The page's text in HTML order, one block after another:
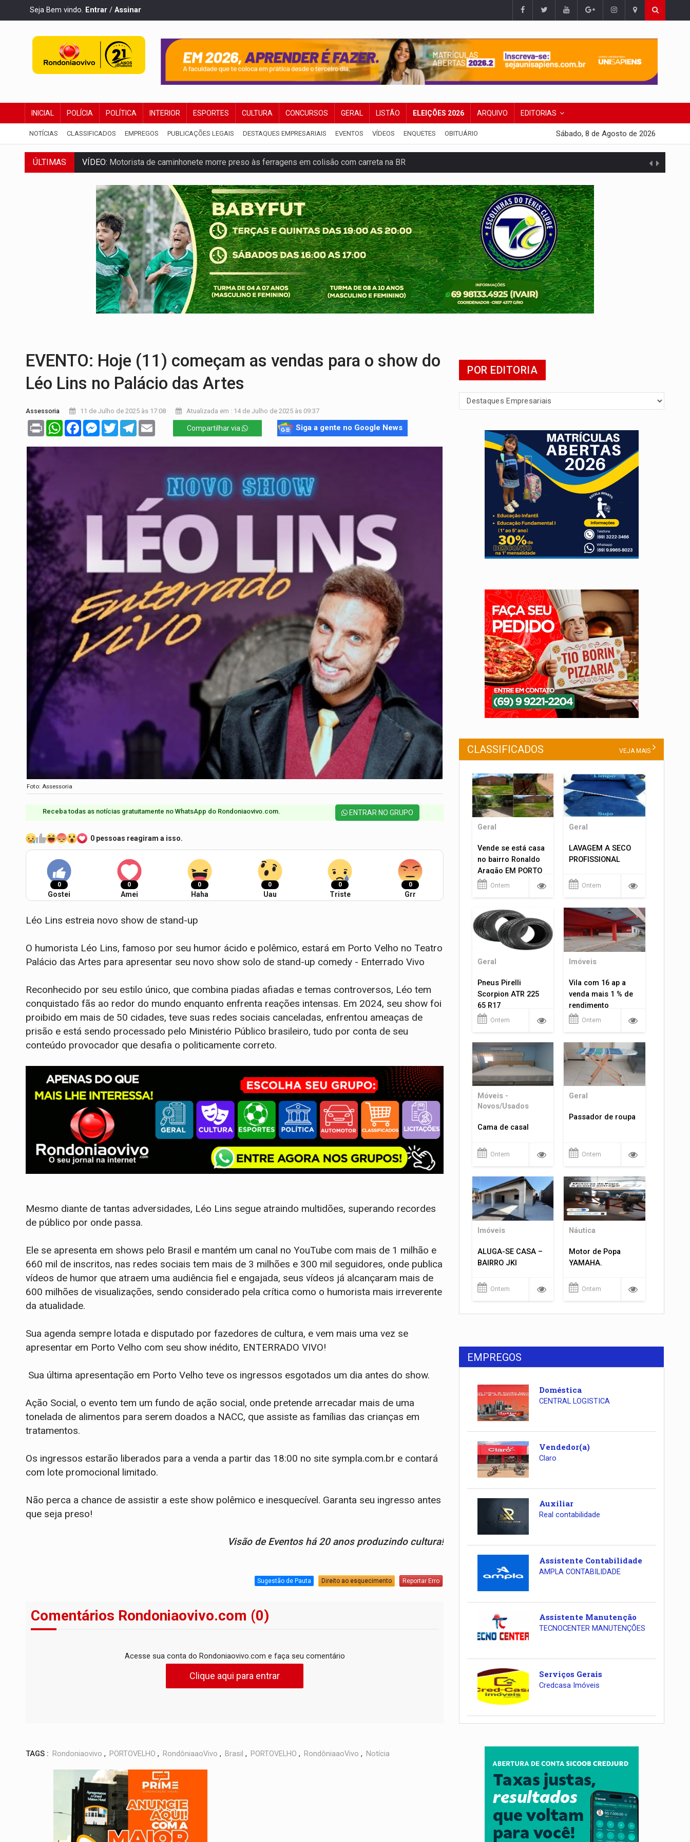
Seja Bem vindo. Entrar / Assinar
INICIAL POLÍCIA POLÍTICA INTERIOR ESPORTES CULTURA CONCURSOS GERAL LISTÃO ELEIÇÕES 2026 ARQUIVO EDITORIAS
NOTÍCIAS CLASSIFICADOS EMPREGOS PUBLICAÇÕES LEGAIS DESTAQUES EMPRESARIAIS EVENTOS VÍDEOS ENQUETES OBITUÁRIO Sábado, 8 de Agosto de 2026
ÚLTIMAS
VÍDEO:Motorista de caminhonete morre preso às ferragens em colisão com carreta na BR
LAZER:Seis lugares gratuitos para aproveitar o fim de semana em Porto Velho
VÍDEO:FTICCO e Força Tática prendem membro do CV com arma e drogas em boca de fumo
INCLUSÃO:Prefeitura fortalece parceria com a APAE para ampliar ações voltadas a PCD's
DEFESA:Exército testa inovações no combate a drones durante exercício antiaéreo
TEMAS SOCIOAMBIENTAIS:Em Itapuã do Oeste, CINEMAZÔNIA leva cinema amazônico a estudantes na escola
PREVISÃO:Interior de Rondônia terá sábado (8) de calor intenso e tempo firme
INFRAESTRUTURA:Após quase 30 anos de espera, asfalto chega ao bairro Nova Esperança
EVENTO: Hoje (11) começam as vendas para o show do
Léo Lins no Palácio das Artes
Assessoria 11 de Julho de 2025 às 17:08 Atualizada em : 14 de Julho de 2025 às 09:37
Print WhatsAppFacebookMessenger
TwitterTelegram Compartilhar via Siga a gente no Google News
Foto: Assessoria
Receba todas as notícias gratuitamente no WhatsApp do Rondoniaovivo.com.​ ENTRAR NO GRUPO
0 pessoas reagiram a isso.
0
Gostei
0
Amei
0
Haha
0
Uau
0
Triste
0
Grr
Léo Lins estreia novo show de stand-up
O humorista Léo Lins, famoso por seu humor ácido e polêmico, estará em Porto Velho no Teatro
Palácio das Artes para apresentar seu novo show solo de stand-up comedy - Enterrado Vivo
Reconhecido por seu estilo único, que combina piadas afiadas e temas controversos, Léo tem
conquistado fãs ao redor do mundo enquanto enfrenta reações intensas. Em 2024, seu show foi
proibido em mais de 50 cidades, teve suas redes sociais canceladas, enfrentou ameaças de
prisão e está sendo processado pelo Ministério Público brasileiro, tudo por conta de seu
conteúdo provocador que desafia o politicamente correto.
Mesmo diante de tantas adversidades, Léo Lins segue atraindo multidões, superando recordes
de público por onde passa.
Ele se apresenta em shows pelo Brasil e mantém um canal no YouTube com mais de 1 milhão e
660 mil de inscritos, nas redes sociais tem mais de 3 milhões e 300 mil seguidores, onde publica
vídeos de humor que atraem uma audiência fiel e engajada, seus vídeos já alcançaram mais de
600 milhões de visualizações, sendo considerado pela crítica como o humorista mais irreverente
da atualidade.
Sua agenda sempre lotada e disputado por fazedores de cultura, e vem mais uma vez se
apresentar em Porto Velho com seu show inédito, ENTERRADO VIVO!
Sua última apresentação em Porto Velho teve os ingressos esgotados um dia antes do show.
Ação Social, o evento tem um fundo de ação social, onde pretende arrecadar mais de uma
tonelada de alimentos para serem doados a NACC, que assiste as famílias das crianças em
tratamentos.
Os ingressos estarão liberados para a venda a partir das 18:00 no site sympla.com.br e contará
com lote promocional limitado.
Não perca a chance de assistir a este show polêmico e inesquecível. Garanta seu ingresso antes
que seja preso!
Visão de Eventos há 20 anos produzindo cultura!
Sugestão de Pauta Direito ao esquecimento Reportar Erro
Comentários Rondoniaovivo.com (0)
Acesse sua conta do Rondoniaovivo.com e faça seu comentário
Clique aqui para entrar
TAGS : Rondoniaovivo , PORTOVELHO , RondôniaaoVivo , Brasil , PORTOVELHO , RondôniaaoVivo , Notícia
POR EDITORIA
CLASSIFICADOS VEJA MAIS
Geral
Vende se está casa
no bairro Ronaldo
Aragão EM PORTO
VELHO RO.
Ontem
Geral
LAVAGEM A SECO
PROFISSIONAL
Ontem
Geral
Pneus Pirelli
Scorpion ATR 225
65 R17
Ontem
Imóveis
Vila com 16 ap a
venda mais 1 % de
rendimento
Ontem
Móveis -
Novos/Usados
Cama de casal
Ontem
Geral
Passador de roupa
Ontem
Imóveis
ALUGA-SE CASA –
BAIRRO JKI
Ontem
Náutica
Motor de Popa
YAMAHA.
Ontem
EMPREGOS
Doméstica
CENTRAL LOGISTICA
Vendedor(a)
Claro
Auxiliar
Real contabilidade
Assistente Contabilidade
AMPLA CONTABILIDADE
Assistente Manutenção
TECNOCENTER MANUTENÇÕES
Serviços Gerais
Credcasa Imóveis